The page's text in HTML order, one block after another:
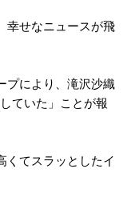
幸せなニュースが飛
プにより、滝沢沙織
ていた」ことが報
くてスラッとしたイ